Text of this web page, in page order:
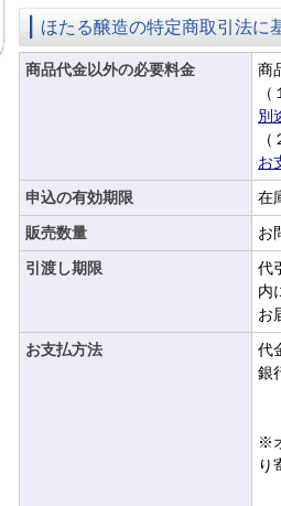
ほたる醸造の特定商取引法に
商品代金以外の必要料金
商
別
お
申込の有効期限
在
販売数量
お
引渡し期限
代
内
お
お支払方法
代
銀
※
り